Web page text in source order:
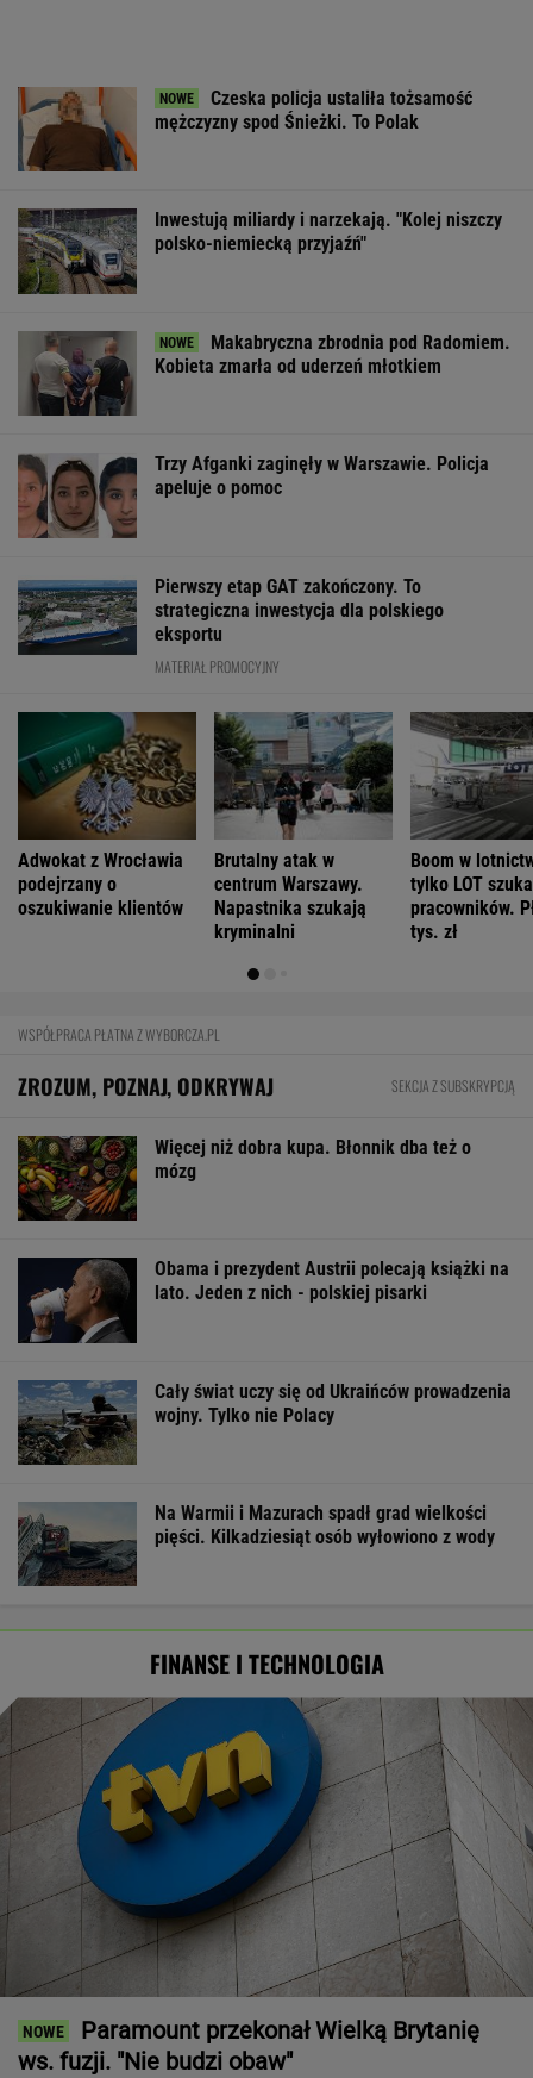
Czeska policja ustaliła tożsamość
mężczyzny spod Śnieżki. To Polak
Inwestują miliardy i narzekają. "Kolej niszczy
polsko-niemiecką przyjaźń"
Makabryczna zbrodnia pod Radomiem.
Kobieta zmarła od uderzeń młotkiem
Trzy Afganki zaginęły w Warszawie. Policja
apeluje o pomoc
Pierwszy etap GAT zakończony. To
strategiczna inwestycja dla polskiego
eksportu
MATERIAŁ PROMOCYJNY
Adwokat z Wrocławia
podejrzany o
oszukiwanie klientów
Brutalny atak w
centrum Warszawy.
Napastnika szukają
kryminalni
Boom w
tylko LOT szuka
pracowników.
tys. zł
WSPÓŁPRACA PŁATNA Z WYBORCZA.PL
ZROZUM, POZNAJ, ODKRYWAJ SEKCJA Z SUBSKRYPCJĄ
Więcej niż dobra kupa. Błonnik dba też o
mózg
Obama i prezydent Austrii polecają książki na
lato. Jeden z nich - polskiej pisarki
Cały świat uczy się od Ukraińców prowadzenia
wojny. Tylko nie Polacy
Na Warmii i Mazurach spadł grad wielkości
pięści. Kilkadziesiąt osób wyłowiono z wody
FINANSE I TECHNOLOGIA
Paramount przekonał Wielką Brytanię
ws. fuzji. "Nie budzi obaw"